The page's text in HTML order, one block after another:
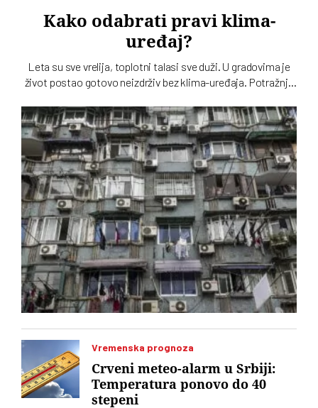
Kako odabrati pravi klima-
uređaj?
Leta su sve vrelija, toplotni talasi sve duži. U gradovima je
život postao gotovo neizdrživ bez klima-uređaja. Potražnja
pravi? Na šta treba obratiti pažnju?
Vremenska prognoza
Crveni meteo-alarm u Srbiji:
Temperatura ponovo do 40
stepeni